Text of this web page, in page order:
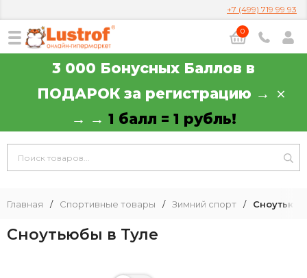
+7 (499) 719 99 93
0
3 000 Бонусных Баллов в
ПОДАРОК за регистрацию →
→ → 1 балл = 1 рубль!
Главная / Спортивные товары / Зимний спорт /
Сноутьюбы в Туле